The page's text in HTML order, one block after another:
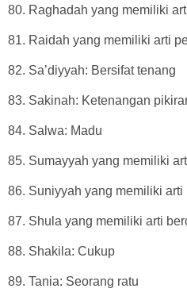
80. Raghadah yang memiliki
81. Raidah yang memiliki arti
82. Sa’diyyah: Bersifat tenang
83. Sakinah: Ketenangan
84. Salwa: Madu
85. Sumayyah yang memiliki
86. Suniyyah yang memiliki arti
87. Shula yang memiliki arti
88. Shakila: Cukup
89. Tania: Seorang ratu